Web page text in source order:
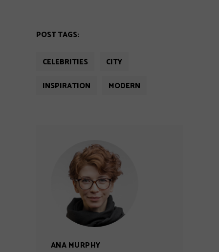
POST TAGS:
CELEBRITIES
CITY
INSPIRATION
MODERN
ANA MURPHY